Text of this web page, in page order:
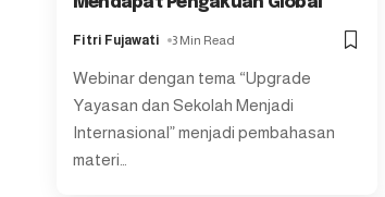
Fitri Fujawati 3 Min Read
Webinar dengan tema “Upgrade
Yayasan dan Sekolah Menjadi
Internasional” menjadi pembahasan
materi